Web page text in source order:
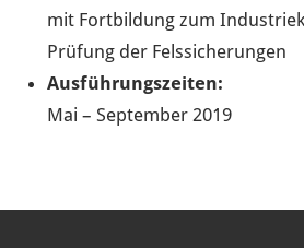
mit Fortbildung zum
Prüfung der Felssicherungen
Ausführungszeiten:
Mai – September 2019